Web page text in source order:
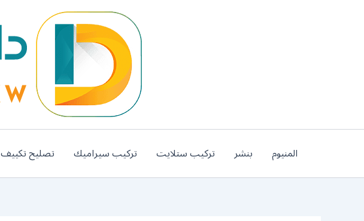
المنيوم بنشر تركيب ستلايت تركيب سيراميك تصليح تكييف